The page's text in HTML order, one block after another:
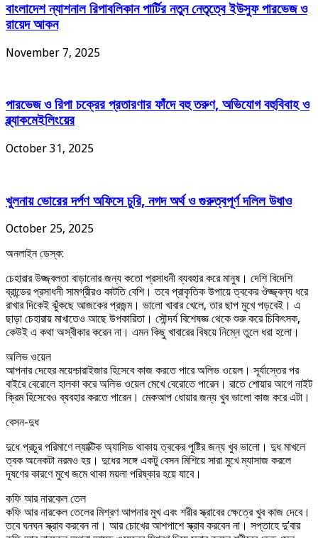
বাংলাদেশ ন্যাশনাল রিপাবলিকান পার্টির নতুন নেতৃত্বে ইউসুফ পারভেজ ও
রায়েদ আকন
November 7, 2025
পারভেজ ও রিপা চক্রের প্রতারণার ফাঁদে বহু তরুণ, অভিযোগ বহুবিবাহ ও
ব্ল্যাকমেইলিংয়ের
October 31, 2025
খুলনায় ভোরের দর্পণ অফিসে চুরি, নগদ অর্থ ও গুরুত্বপূর্ণ দলিল উধাও
October 25, 2025
অনলাইন ডেস্ক:
চেহারার উজ্জ্বলতা বাড়ানোর জন্য কতো প্রসাধনী ব্যবহার করে মানুষ। দেশি বিদেশি
ব্রান্ডের প্রসাধনী সামগ্রীরও কাটতি বেশি। তবে প্রাকৃতিক উপায়ে ত্বকের ঔজ্জ্বল্য ধরে
রাখার দিকেই ঝুঁকছে আজকের প্রজন্ম। ভালো খাবার খেলে, তার ছাপ মুখে পড়বেই। এ
ছাড়া চেহারায় মাখাতেও আছে উপকারিতা। সৌন্দর্য বিশেষজ্ঞ থেকে শুরু করে চিকিৎসক,
কেউই এ কথা অস্বীকার করেন না। এমন কিছু খাবারের বিষয়ে নিম্নে তুলে ধরা হলো।
অলিভ ওয়েল
আপনার দেহের ময়েশ্চারাইজার হিসেবে কাজ করতে পারে অলিভ ওয়েল। সূর্যাস্তের পর
বাইরে বেরোলে হালকা করে অলিভ ওয়েল মেখে বেরোতে পারেন। রাতে শোয়ার আগে নাইট
ক্রিম হিসেবেও ব্যবহার করতে পারেন। মেকআপ ধোয়ার জন্য খুব ভালো কাজ করে এটা।
বেসন-দুধ
দুধে প্রচুর পরিমাণে ল্যাক্টিক অ্যাসিড থাকায় ত্বকের পুষ্টির জন্য খুব ভালো। দুধ মাখলে
ত্বক অনেকটা নরমও হয়। দুধের সঙ্গে একটু বেসন মিশিয়ে সারা মুখে ম্যাসাজ করলে
দূষণের কারণে মুখে জমে থাকা ময়লা পরিষ্কার হয়ে যাবে।
কফি আর নারকেল তেল
কফি আর নারকেল তেলের মিশ্রণ আপনার মুখ এবং শরীর স্ক্রাবের ক্ষেত্রে খুব কাজ দেবে।
তবে ঘনঘন স্ক্রাব করবেন না। আর চোখের আশপাশে স্ক্রাব করবেন না। সপ্তাহে দু’বার